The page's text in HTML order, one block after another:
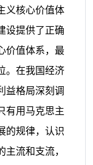
义核心价值体
设提供了正确
价值体系，最
。在我国经济
益格局深刻调
有用马克思主
的规律，认识
流和支流，